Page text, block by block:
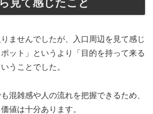
見て感じたこと
ませんでしたが、入口周辺を見て感じ
ット」というより「目的を持って来る
うことでした。
混雑感や人の流れを把握できるため、
値は十分あります。